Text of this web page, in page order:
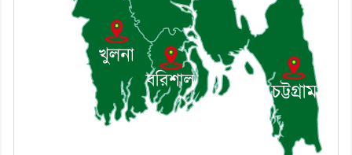
১০। দাউদকান্দিতে ইউপি সদস্যকে মারধরের
চেষ্টা ও প্রাণনাশের হুমকির অভিযোগ